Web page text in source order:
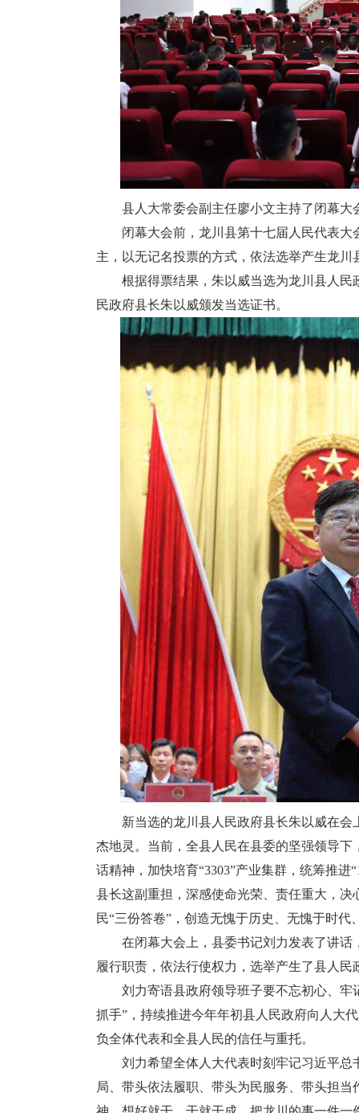
县人大常委会副主任廖小文主持了闭幕大
闭幕大会前，龙川县第十七届人民代表大
主，以无记名投票的方式，依法选举产生龙川
根据得票结果，朱以威当选为龙川县人民
民政府县长朱以威颁发当选证书。
新当选的龙川县人民政府县长朱以威在会
杰地灵。当前，全县人民在县委的坚强领导
话精神，加快培育“3303”产业集群，统筹推
县长这副重担，深感使命光荣、责任重大，
民“三份答卷”，创造无愧于历史、无愧于时代
在闭幕大会上，县委书记刘力发表了讲话
履行职责，依法行使权力，选举产生了县人
刘力寄语县政府领导班子要不忘初心、牢
抓手”，持续推进今年年初县人民政府向人大
负全体代表和全县人民的信任与重托。
刘力希望全体人大代表时刻牢记习近平总
局、带头依法履职、带头为民服务、带头担